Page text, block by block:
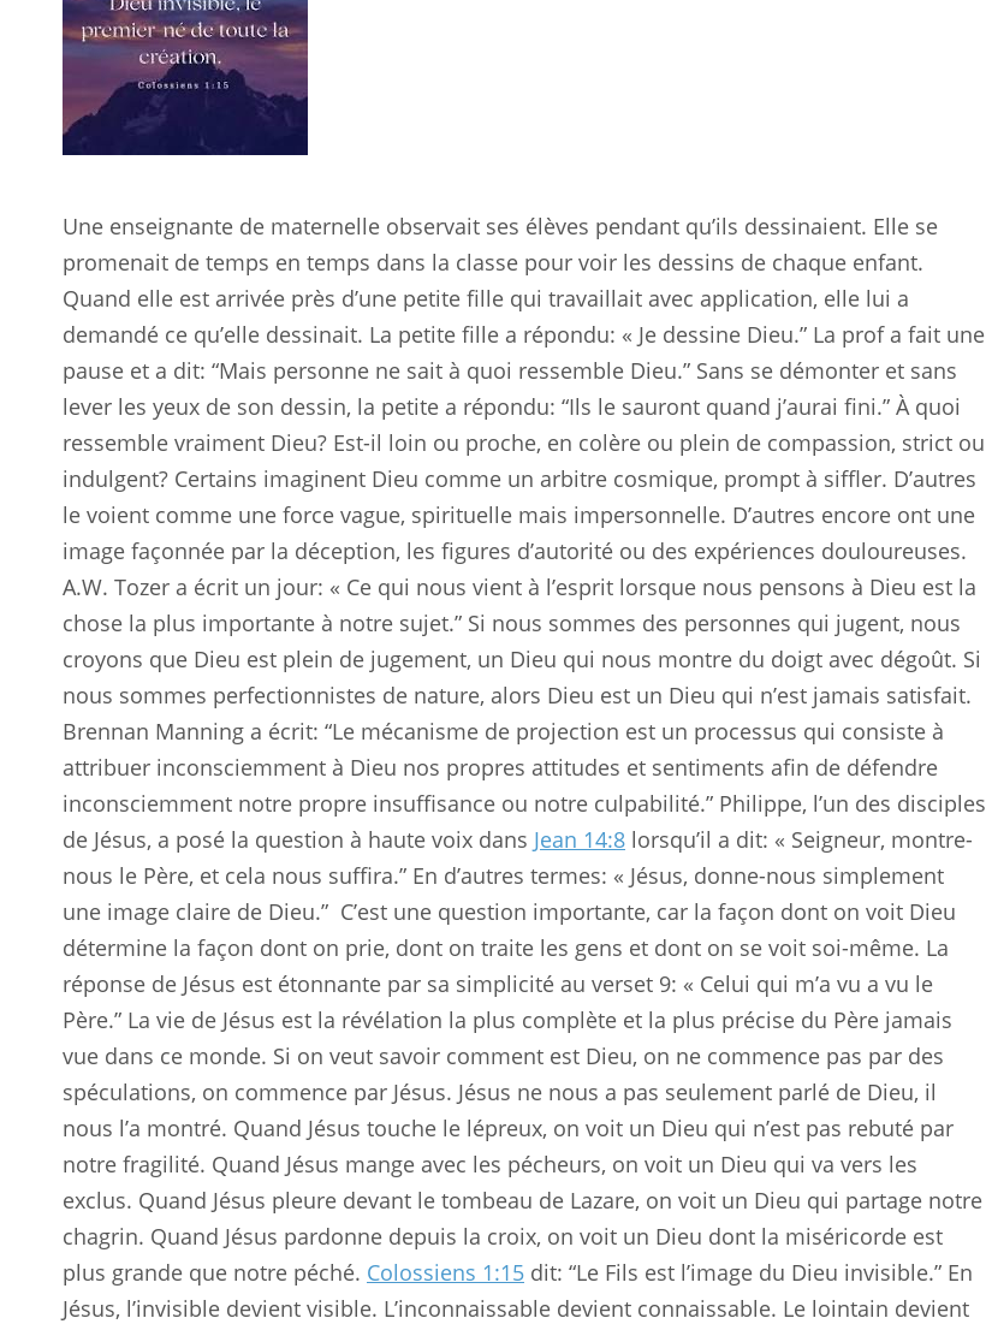
Une enseignante de maternelle observait ses élèves pendant qu’ils dessinaient. Elle se
promenait de temps en temps dans la classe pour voir les dessins de chaque enfant.
Quand elle est arrivée près d’une petite fille qui travaillait avec application, elle lui a
demandé ce qu’elle dessinait. La petite fille a répondu: « Je dessine Dieu.” La prof a fait une
pause et a dit: “Mais personne ne sait à quoi ressemble Dieu.” Sans se démonter et sans
lever les yeux de son dessin, la petite a répondu: “Ils le sauront quand j’aurai fini.” À quoi
ressemble vraiment Dieu? Est-il loin ou proche, en colère ou plein de compassion, strict ou
indulgent? Certains imaginent Dieu comme un arbitre cosmique, prompt à siffler. D’autres
le voient comme une force vague, spirituelle mais impersonnelle. D’autres encore ont une
image façonnée par la déception, les figures d’autorité ou des expériences douloureuses.
A.W. Tozer a écrit un jour: « Ce qui nous vient à l’esprit lorsque nous pensons à Dieu est la
chose la plus importante à notre sujet.” Si nous sommes des personnes qui jugent, nous
croyons que Dieu est plein de jugement, un Dieu qui nous montre du doigt avec dégoût. Si
nous sommes perfectionnistes de nature, alors Dieu est un Dieu qui n’est jamais satisfait.
Brennan Manning a écrit: “Le mécanisme de projection est un processus qui consiste à
attribuer inconsciemment à Dieu nos propres attitudes et sentiments afin de défendre
inconsciemment notre propre insuffisance ou notre culpabilité.” Philippe, l’un des disciples
de Jésus, a posé la question à haute voix dans Jean 14:8 lorsqu’il a dit: « Seigneur, montre-
nous le Père, et cela nous suffira.” En d’autres termes: « Jésus, donne-nous simplement
une image claire de Dieu.” C’est une question importante, car la façon dont on voit Dieu
détermine la façon dont on prie, dont on traite les gens et dont on se voit soi-même. La
réponse de Jésus est étonnante par sa simplicité au verset 9: « Celui qui m’a vu a vu le
Père.” La vie de Jésus est la révélation la plus complète et la plus précise du Père jamais
vue dans ce monde. Si on veut savoir comment est Dieu, on ne commence pas par des
spéculations, on commence par Jésus. Jésus ne nous a pas seulement parlé de Dieu, il
nous l’a montré. Quand Jésus touche le lépreux, on voit un Dieu qui n’est pas rebuté par
notre fragilité. Quand Jésus mange avec les pécheurs, on voit un Dieu qui va vers les
exclus. Quand Jésus pleure devant le tombeau de Lazare, on voit un Dieu qui partage notre
chagrin. Quand Jésus pardonne depuis la croix, on voit un Dieu dont la miséricorde est
plus grande que notre péché. Colossiens 1:15 dit: “Le Fils est l’image du Dieu invisible.” En
Jésus, l’invisible devient visible. L’inconnaissable devient connaissable. Le lointain devient